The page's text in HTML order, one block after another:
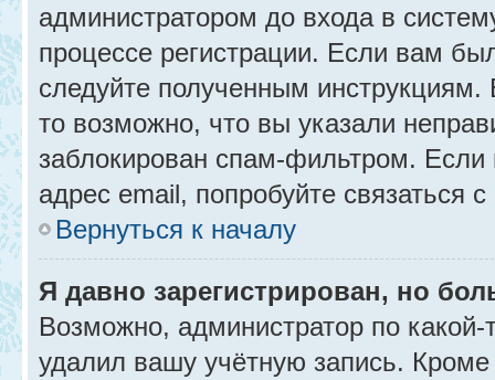
администратором до входа в
процессе регистрации. Если вам
следуйте полученным
то возможно, что вы указали
заблокирован спам-фильтром.
адрес email, попробуйте связаться
Вернуться к началу
Я давно зарегистрирован, но
Возможно, администратор по
удалил вашу учётную запись.